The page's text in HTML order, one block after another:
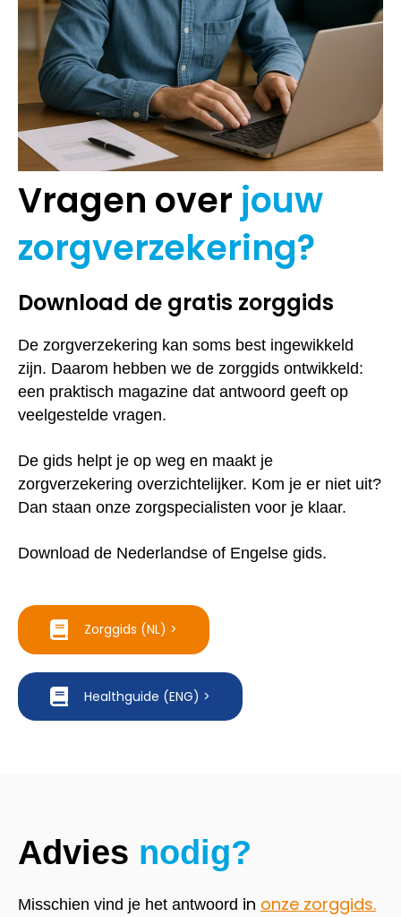
Vragen over jouw
zorgverzekering?
Download de gratis zorggids
De zorgverzekering kan soms best ingewikkeld
zijn. Daarom hebben we de zorggids ontwikkeld:
een praktisch magazine dat antwoord geeft op
veelgestelde vragen.
De gids helpt je op weg en maakt je
zorgverzekering overzichtelijker. Kom je er niet uit?
Dan staan onze zorgspecialisten voor je klaar.
Download de Nederlandse of Engelse gids.
Zorggids (NL) >
Healthguide (ENG) >
Advies nodig?
Misschien vind je het antwoord in onze zorggids.